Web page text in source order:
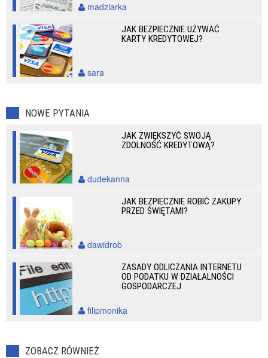
madziarka
JAK BEZPIECZNIE UŻYWAĆ
KARTY KREDYTOWEJ?
sara
NOWE PYTANIA
JAK ZWIĘKSZYĆ SWOJĄ
ZDOLNOŚĆ KREDYTOWĄ?
dudekanna
JAK BEZPIECZNIE ROBIĆ ZAKUPY
PRZED ŚWIĘTAMI?
dawidrob
ZASADY ODLICZANIA INTERNETU
OD PODATKU W DZIAŁALNOŚCI
GOSPODARCZEJ
filipmonika
ZOBACZ RÓWNIEŻ